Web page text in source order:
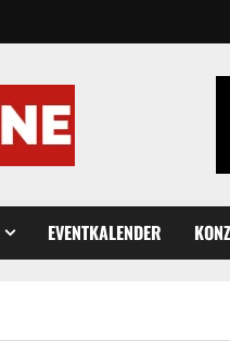
EVENTKALENDER